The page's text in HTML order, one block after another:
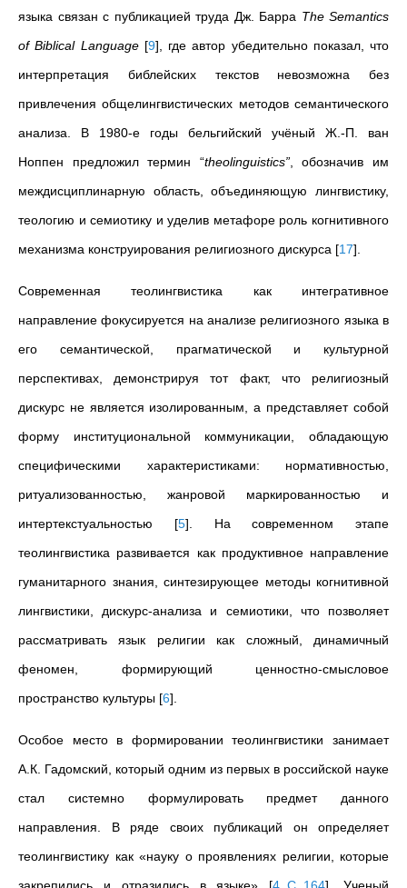
языка связан с публикацией труда Дж. Барра The Semantics
of Biblical Language [9] , где автор убедительно показал, что
интерпретация библейских текстов невозможна без
привлечения общелингвистических методов семантического
анализа. В 1980-е годы бельгийский учёный Ж.-П. ван
Ноппен предложил термин “theolinguistics”, обозначив им
междисциплинарную область, объединяющую лингвистику,
теологию и семиотику и уделив метафоре роль когнитивного
механизма конструирования религиозного дискурса [17]
Современная теолингвистика как интегративное
направление фокусируется на анализе религиозного языка в
его семантической, прагматической и культурной
перспективах, демонстрируя тот факт, что религиозный
дискурс не является изолированным, а представляет собой
форму институциональной коммуникации, обладающую
специфическими характеристиками: нормативностью,
ритуализованностью, жанровой маркированностью и
интертекстуальностью [5] . На современном этапе
теолингвистика развивается как продуктивное направление
гуманитарного знания, синтезирующее методы когнитивной
лингвистики, дискурс-анализа и семиотики, что позволяет
рассматривать язык религии как сложный, динамичный
феномен, формирующий ценностно-смысловое
пространство культуры [6]
Особое место в формировании теолингвистики занимает
А.К. Гадомский, который одним из первых в российской науке
стал системно формулировать предмет данного
направления. В ряде своих публикаций он определяет
теолингвистику как «науку о проявлениях религии, которые